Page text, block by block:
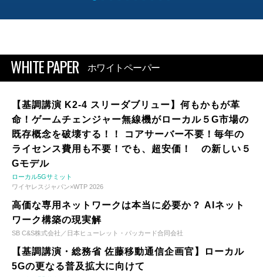
WHITE PAPER ホワイトペーパー
【基調講演 K2-4 スリーダブリュー】何もかもが革
命！ゲームチェンジャー無線機がローカル５G市場の
既存概念を破壊する！！ コアサーバー不要！毎年の
ライセンス費用も不要！でも、超安価！ の新しい５
Gモデル
ローカル5Gサミット
ワイヤレスジャパン×WTP 2026
高価な専用ネットワークは本当に必要か？ AIネット
ワーク構築の現実解
SB C&S株式会社／日本ヒューレット・パッカード合同会社
【基調講演・総務省 佐藤移動通信企画官】ローカル
5Gの更なる普及拡大に向けて